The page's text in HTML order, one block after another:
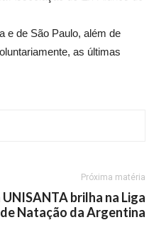
e de São Paulo, além de
as últimas
Próxima matéria
brilha na Liga
de Natação da Argentina